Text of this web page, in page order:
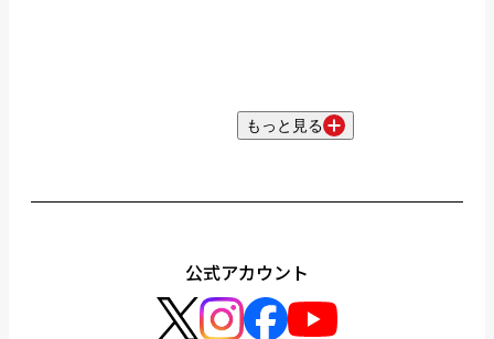
もっと見る
公式アカウント